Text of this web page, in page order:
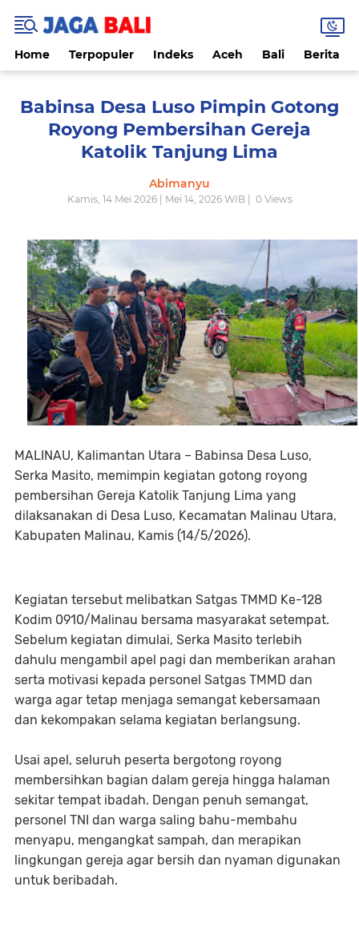
Home Terpopuler Indeks Aceh Bali Berita
Babinsa Desa Luso Pimpin Gotong
Royong Pembersihan Gereja
Katolik Tanjung Lima
Abimanyu
Kamis, 14 Mei 2026 | Mei 14, 2026 WIB | 0Views
MALINAU, Kalimantan Utara – Babinsa Desa Luso,
Serka Masito, memimpin kegiatan gotong royong
pembersihan Gereja Katolik Tanjung Lima yang
dilaksanakan di Desa Luso, Kecamatan Malinau Utara,
Kabupaten Malinau, Kamis (14/5/2026).
Kegiatan tersebut melibatkan Satgas TMMD Ke-128
Kodim 0910/Malinau bersama masyarakat setempat.
Sebelum kegiatan dimulai, Serka Masito terlebih
dahulu mengambil apel pagi dan memberikan arahan
serta motivasi kepada personel Satgas TMMD dan
warga agar tetap menjaga semangat kebersamaan
dan kekompakan selama kegiatan berlangsung.
Usai apel, seluruh peserta bergotong royong
membersihkan bagian dalam gereja hingga halaman
sekitar tempat ibadah. Dengan penuh semangat,
personel TNI dan warga saling bahu-membahu
menyapu, mengangkat sampah, dan merapikan
lingkungan gereja agar bersih dan nyaman digunakan
untuk beribadah.